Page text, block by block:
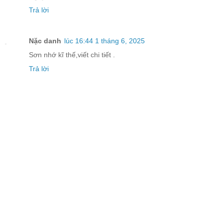
Trả lời
Nặc danh lúc 16:44 1 tháng 6, 2025
Sơn nhớ kĩ thế,viết chi tiết .
Trả lời